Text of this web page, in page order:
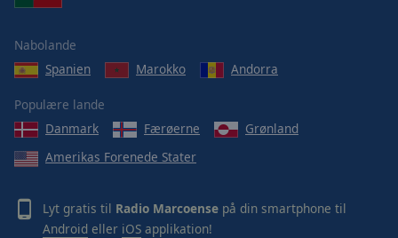
Nabolande
Spanien
Marokko Andorra
Populære lande
Danmark
Færøerne
Grønland
Amerikas Forenede Stater
Lyt gratis til Radio Marcoense på din smartphone til
Android eller iOS applikation!